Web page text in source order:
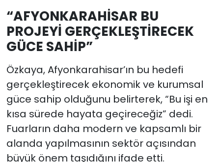
“AFYONKARAHİSAR BU
PROJEYİ GERÇEKLEŞTİRECEK
GÜCE SAHİP”
Özkaya, Afyonkarahisar’ın bu hedefi
gerçekleştirecek ekonomik ve kurumsal
güce sahip olduğunu belirterek, “Bu işi en
kısa sürede hayata geçireceğiz” dedi.
Fuarların daha modern ve kapsamlı bir
alanda yapılmasının sektör açısından
büyük önem taşıdığını ifade etti.